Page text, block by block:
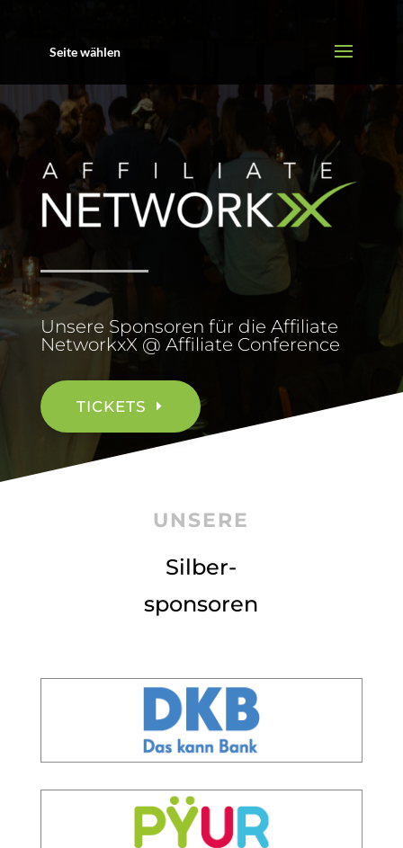
Seite wählen
Unsere Sponsoren für die Affiliate
NetworkxX @ Affiliate Conference
TICKETS
UNSERE
Silber-
sponsoren